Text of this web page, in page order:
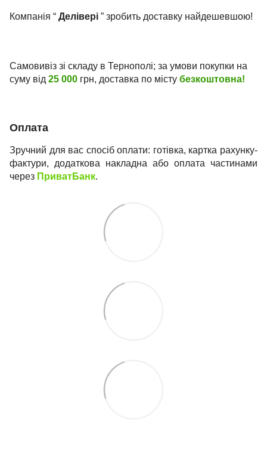
Компанія “ Делівері ” зробить доставку найдешевшою!
Самовивіз зі складу в Тернополі; за умови покупки на
суму від 25 000 грн, доставка по місту безкоштовна!
Оплата
Зручний для вас спосіб оплати: готівка, картка рахунку-
фактури, додаткова накладна або оплата частинами
через ПриватБанк.